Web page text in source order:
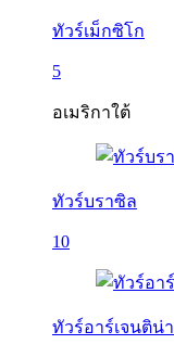
ทัวร์เม็กซิโก
5
อเมริกาใต้
ทัวร์บราซิล
10
ทัวร์อาร์เจนติน่า